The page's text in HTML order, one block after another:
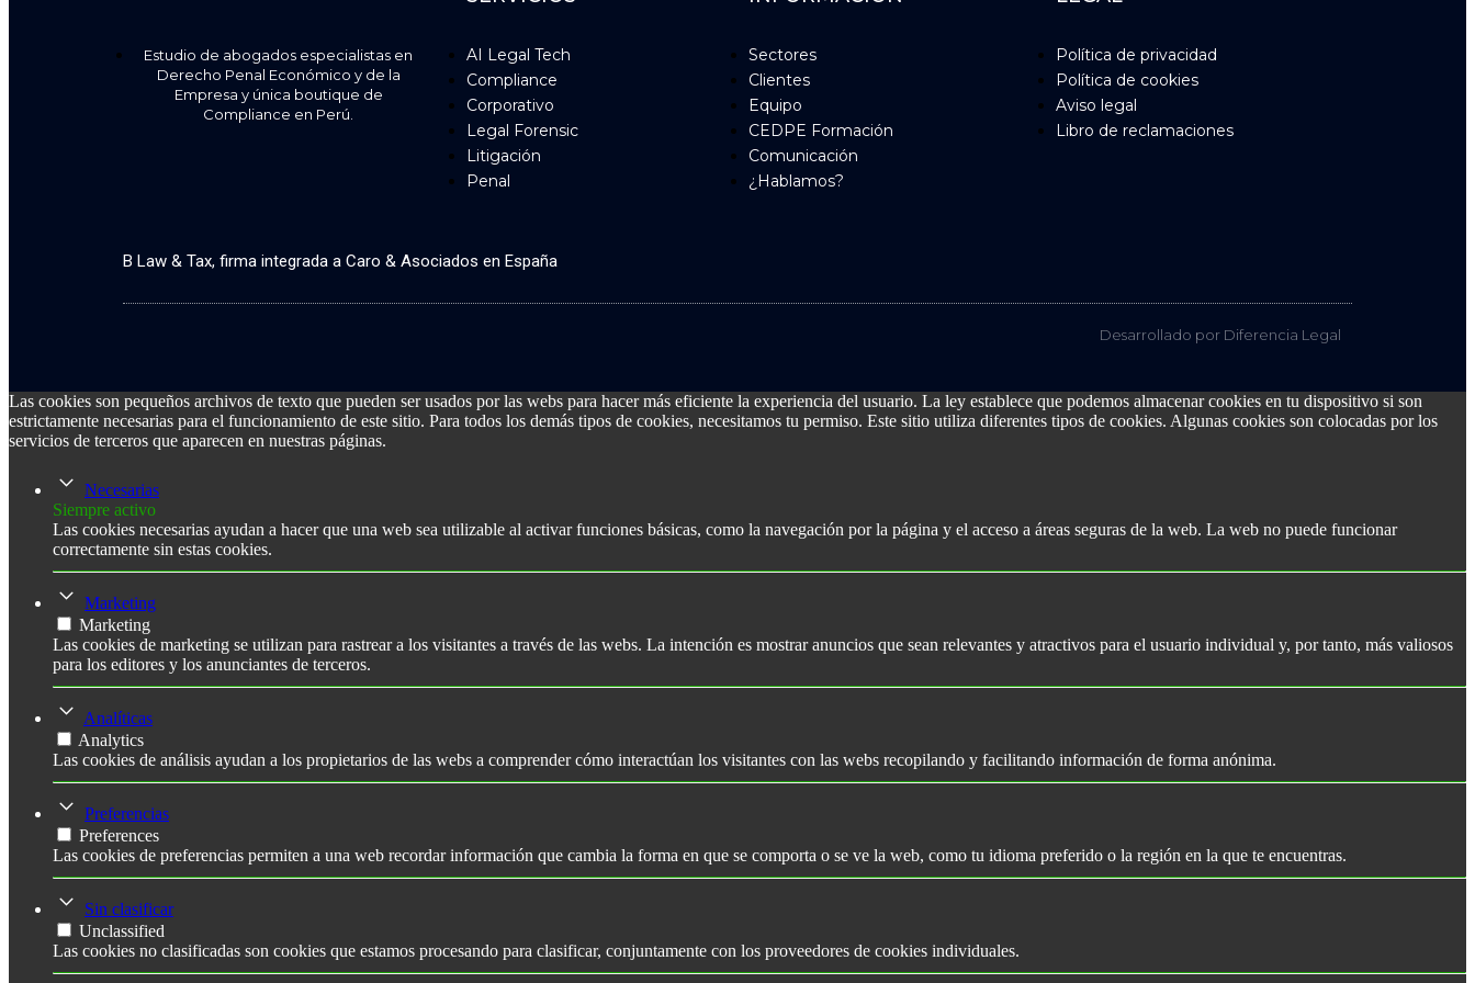
Estudio de abogados especialistas en
Derecho Penal Económico y de la
Empresa y única boutique de
Compliance en Perú.
AI Legal Tech
Compliance
Corporativo
Legal Forensic
Litigación
Penal
Sectores
Clientes
Equipo
CEDPE Formación
Comunicación
¿Hablamos?
Política de privacidad
Política de cookies
Aviso legal
Libro de reclamaciones
B Law & Tax, firma integrada a Caro & Asociados en España
Desarrollado por Diferencia Legal
Las cookies son pequeños archivos de texto que pueden ser usados por las webs para hacer más eficiente la experiencia del usuario. La ley establece que podemos almacenar cookies en tu dispositivo si son
estrictamente necesarias para el funcionamiento de este sitio. Para todos los demás tipos de cookies, necesitamos tu permiso. Este sitio utiliza diferentes tipos de cookies. Algunas cookies son colocadas por los
servicios de terceros que aparecen en nuestras páginas.
Necesarias
Siempre activo
Las cookies necesarias ayudan a hacer que una web sea utilizable al activar funciones básicas, como la navegación por la página y el acceso a áreas seguras de la web. La web no puede funcionar
correctamente sin estas cookies.
Marketing
Marketing
Las cookies de marketing se utilizan para rastrear a los visitantes a través de las webs. La intención es mostrar anuncios que sean relevantes y atractivos para el usuario individual y, por tanto, más valiosos
para los editores y los anunciantes de terceros.
Analíticas
Analytics
Las cookies de análisis ayudan a los propietarios de las webs a comprender cómo interactúan los visitantes con las webs recopilando y facilitando información de forma anónima.
Preferencias
Preferences
Las cookies de preferencias permiten a una web recordar información que cambia la forma en que se comporta o se ve la web, como tu idioma preferido o la región en la que te encuentras.
Sin clasificar
Unclassified
Las cookies no clasificadas son cookies que estamos procesando para clasificar, conjuntamente con los proveedores de cookies individuales.